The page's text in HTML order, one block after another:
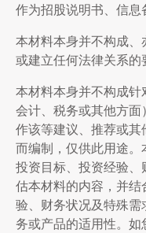
作为招股说明书、信息
本材料本身并不构成
或建立任何法律关系的
本材料本身并不构成针
会计、税务或其他方
作该等建议、推荐或
而编制，仅供此用途
投资目标、投资经验
估本材料的内容，并
验、财务状况及特殊
务或产品的适用性。